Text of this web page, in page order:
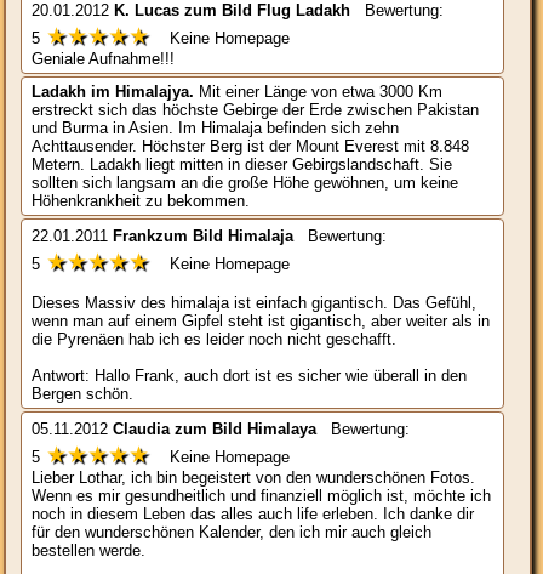
20.01.2012 K. Lucas zum Bild Flug Ladakh Bewertung:
5 ★★★★★
Keine Homepage
Geniale Aufnahme!!!
Ladakh im Himalajya. Mit einer Länge von etwa 3000 Km
erstreckt sich das höchste Gebirge der Erde zwischen Pakistan
und Burma in Asien. Im Himalaja befinden sich zehn
Achttausender. Höchster Berg ist der Mount Everest mit 8.848
Metern. Ladakh liegt mitten in dieser Gebirgslandschaft. Sie
sollten sich langsam an die große Höhe gewöhnen, um keine
Höhenkrankheit zu bekommen.
22.01.2011 Frankzum Bild HimalajaBewertung:
5 ★★★★★ Keine Homepage
Dieses Massiv des himalaja ist einfach gigantisch. Das Gefühl,
wenn man auf einem Gipfel steht ist gigantisch, aber weiter als in
die Pyrenäen hab ich es leider noch nicht geschafft.
Antwort: Hallo Frank, auch dort ist es sicher wie überall in den
Bergen schön.
05.11.2012 Claudiazum Bild HimalayaBewertung:
5 ★★★★★
Keine Homepage
Lieber Lothar, ich bin begeistert von den wunderschönen Fotos.
Wenn es mir gesundheitlich und finanziell möglich ist, möchte ich
noch in diesem Leben das alles auch life erleben. Ich danke dir
für den wunderschönen Kalender, den ich mir auch gleich
bestellen werde.